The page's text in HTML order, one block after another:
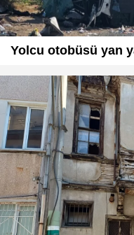
Yolcu otobüsü yan